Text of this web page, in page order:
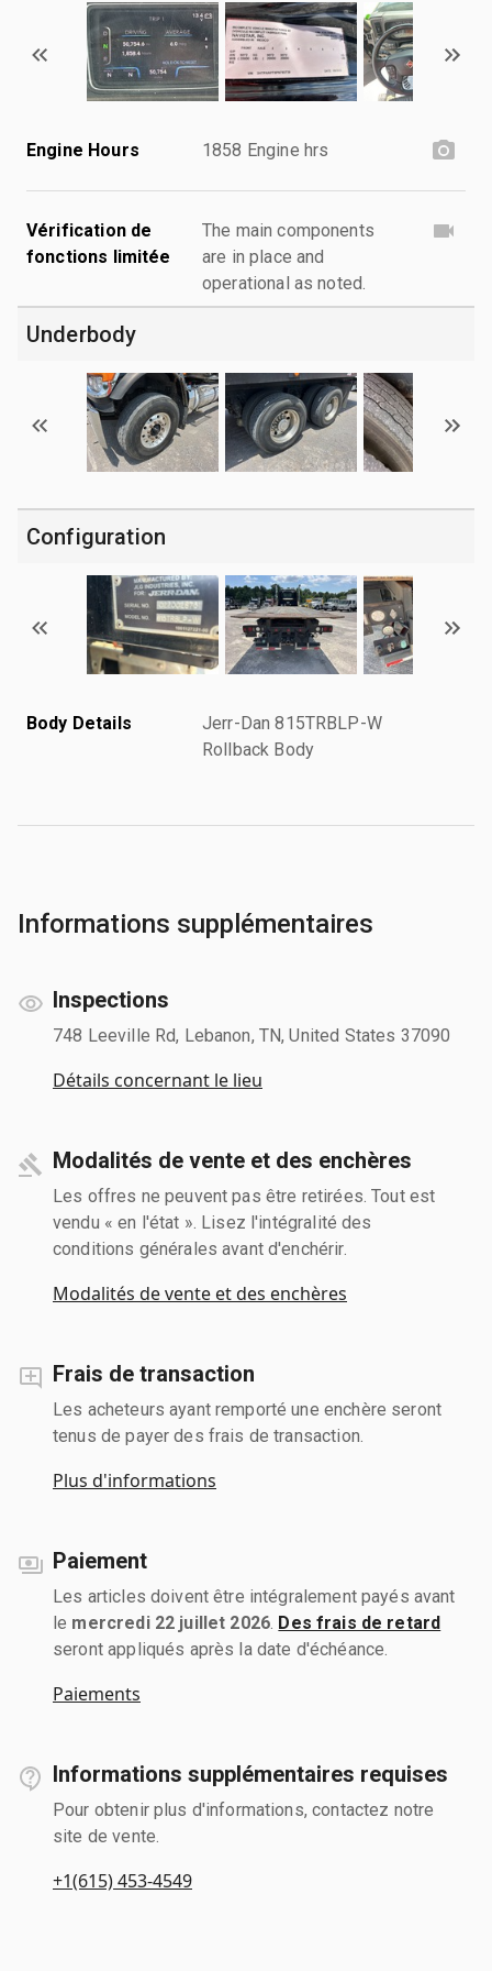
Engine Hours 1858 Engine hrs
Vérification de
fonctions limitée
The main components
are in place and
operational as noted.
Underbody
Configuration
Body Details
Jerr-Dan 815TRBLP-W
Rollback Body
Informations supplémentaires
Inspections
748 Leeville Rd, Lebanon, TN, United States 37090
Détails concernant le lieu
Modalités de vente et des enchères
Les offres ne peuvent pas être retirées. Tout est
vendu « en l'état ». Lisez l'intégralité des
conditions générales avant d'enchérir.
Modalités de vente et des enchères
Frais de transaction
Les acheteurs ayant remporté une enchère seront
tenus de payer des frais de transaction.
Plus d'informations
Paiement
Les articles doivent être intégralement payés avant
le mercredi 22 juillet 2026 Des frais de retard
seront appliqués après la date d'échéance.
Paiements
Informations supplémentaires requises
Pour obtenir plus d'informations, contactez notre
site de vente.
+1(615) 453-4549